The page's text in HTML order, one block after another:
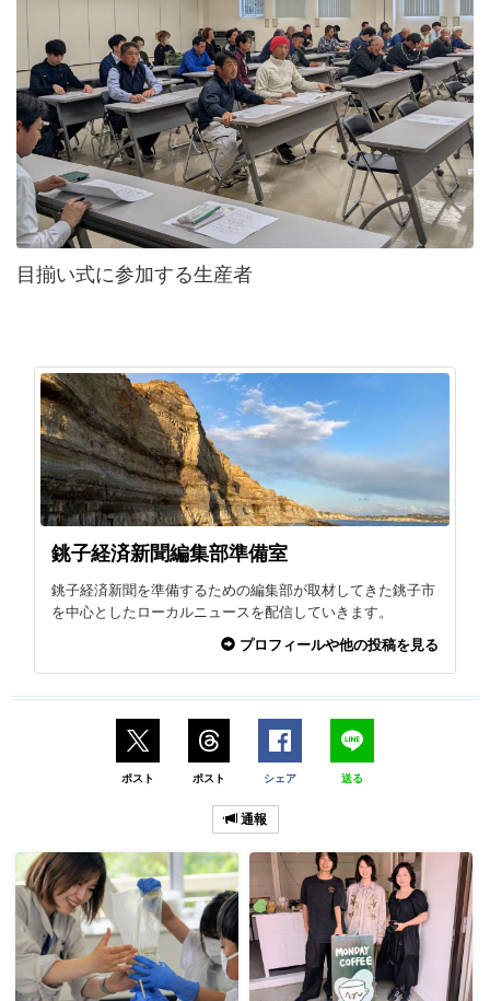
目揃い式に参加する生産者
銚子経済新聞編集部準備室
銚子経済新聞を準備するための編集部が取材してきた銚子市
を中心としたローカルニュースを配信していきます。
プロフィールや他の投稿を見る
ポスト ポスト シェア 送る
通報